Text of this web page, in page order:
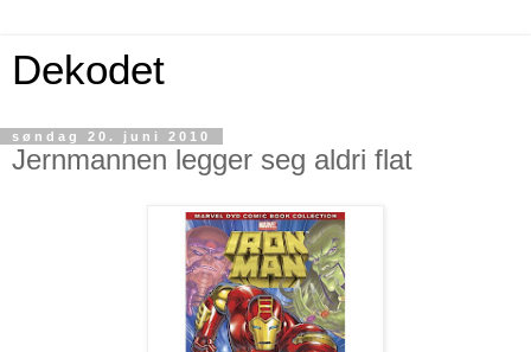
Dekodet
søndag 20. juni 2010
Jernmannen legger seg aldri flat